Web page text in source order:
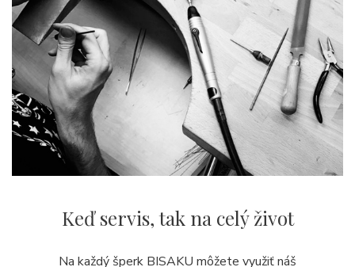
Keď servis,tak na celý život
Na každý šperk BISAKU môžete využiť náš